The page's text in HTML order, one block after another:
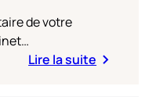
de votre
Lire la suite